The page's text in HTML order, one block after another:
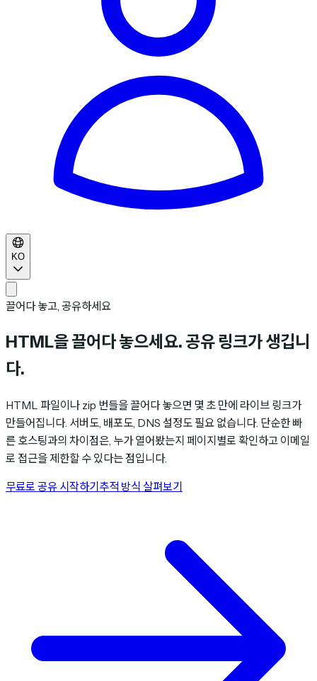
KO
끌어다 놓고, 공유하세요
HTML을 끌어다 놓으세요. 공유 링크가 생깁니
다.
HTML 파일이나 zip 번들을 끌어다 놓으면 몇 초 만에 라이브 링크가
만들어집니다. 서버도, 배포도, DNS 설정도 필요 없습니다. 단순한 빠
른 호스팅과의 차이점은, 누가 열어봤는지 페이지별로 확인하고 이메일
로 접근을 제한할 수 있다는 점입니다.
무료로 공유 시작하기 추적 방식 살펴보기